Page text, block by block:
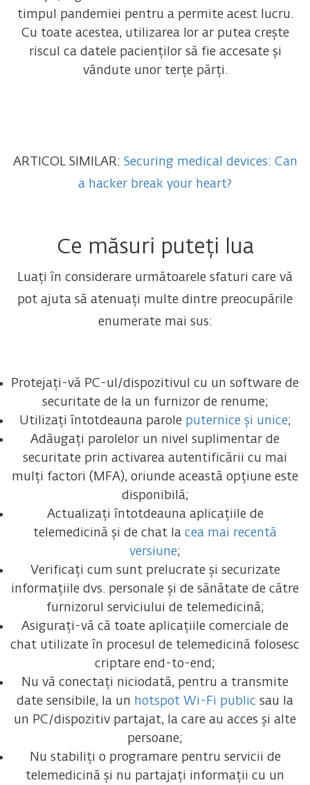
timpul pandemiei pentru a permite acest lucru.
Cu toate acestea, utilizarea lor ar putea crește
riscul ca datele pacienților să fie accesate și
vândute unor terțe părți.
ARTICOL SIMILAR: Securing medical devices: Can
a hacker break your heart?
Ce măsuri puteți lua
Luați în considerare următoarele sfaturi care vă
pot ajuta să atenuați multe dintre preocupările
enumerate mai sus:
Protejați-vă PC-ul/dispozitivul cu un software de
securitate de la un furnizor de renume;
Utilizați întotdeauna parole puternice și unice;
Adăugați parolelor un nivel suplimentar de
securitate prin activarea autentificării cu mai
mulți factori (MFA), oriunde această opțiune este
disponibilă;
Actualizați întotdeauna aplicațiile de
telemedicină și de chat la cea mai recentă
versiune;
Verificați cum sunt prelucrate și securizate
informațiile dvs. personale și de sănătate de către
furnizorul serviciului de telemedicină;
Asigurați-vă că toate aplicațiile comerciale de
chat utilizate în procesul de telemedicină folosesc
criptare end-to-end;
Nu vă conectați niciodată, pentru a transmite
date sensibile, la un hotspot Wi-Fi public sau la
un PC/dispozitiv partajat, la care au acces și alte
persoane;
Nu stabiliți o programare pentru servicii de
telemedicină și nu partajați informații cu un